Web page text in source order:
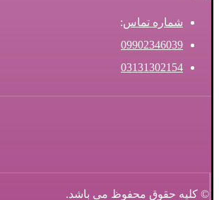
شماره تماس:
09902346039
03131302154
© کلیه حقوق محفوظ می باشد.